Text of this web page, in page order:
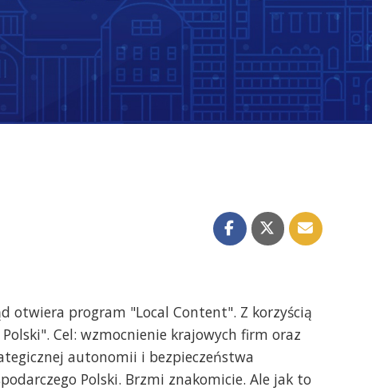
otwiera program "Local Content". Z korzyścią
Cel: wzmocnienie krajowych firm oraz
autonomii i bezpieczeństwa
Polski. Brzmi znakomicie. Ale jak to